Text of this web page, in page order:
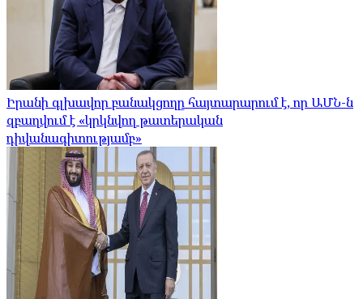
Իրանի գլխավոր բանակցողը հայտարարում է, որ ԱՄՆ-ն
զբաղվում է «կրկնվող թատերական
դիվանագիտությամբ»